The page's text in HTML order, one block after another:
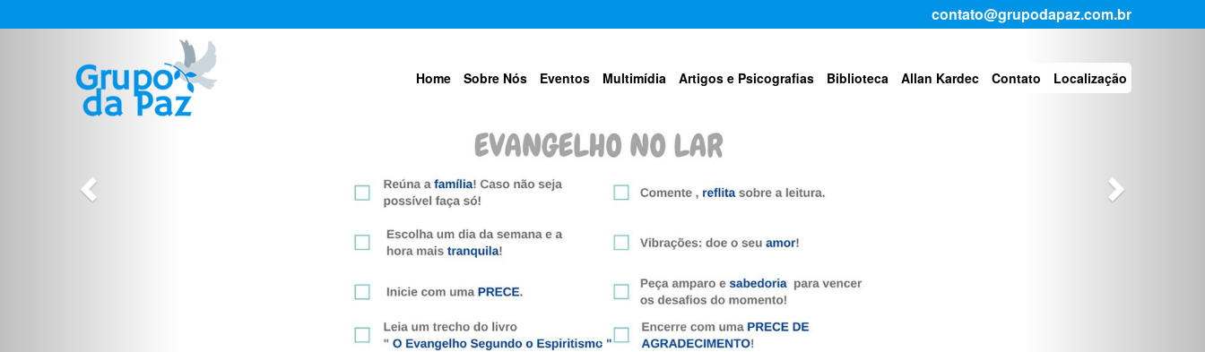
contato@grupodapaz.com.br
Home Sobre Nós Eventos Multimídia Artigos e Psicografias Biblioteca Allan Kardec Contato Localização
Next